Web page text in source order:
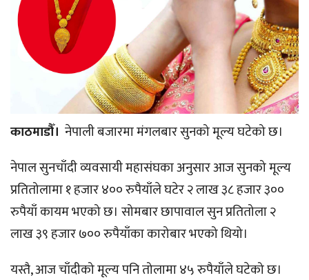
काठमाडौँ। नेपाली बजारमा मंगलबार सुनको मूल्य घटेको छ।
नेपाल सुनचाँदी व्यवसायी महासंघका अनुसार आज सुनको मूल्य
प्रतितोलामा १ हजार ४०० रुपैयाँले घटेर २ लाख ३८ हजार ३००
रुपैयाँ कायम भएको छ। सोमबार छापावाल सुन प्रतितोला २
लाख ३९ हजार ७०० रुपैयाँका कारोबार भएको थियो।
यस्तै, आज चाँदीको मूल्य पनि तोलामा ४५ रुपैयाँले घटेको छ।